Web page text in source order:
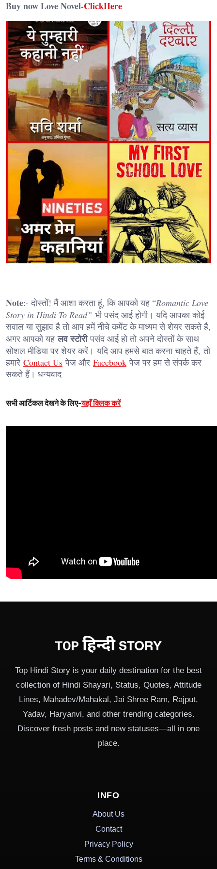
Buy now Love Novel-ClickHere
Note:- दोस्तों! मैं आशा करता हूं, कि आपको यह “Romantic Love
Story in Hindi To Read” भी पसंद आई होगी। यदि आपका कोई
सवाल या सुझाव है तो आप हमें नीचे कमेंट के माध्यम से शेयर सकते है,
अगर आपको यहलव स्टोरीपसंद आई हो तो अपने दोस्तों के साथ
सोशल मीडिया पर शेयर करें। यदि आप हमसे बात करना चाहते हैं, तो
हमारे Contact Us पेज और Facebook पेज पर हम से संपर्क कर
सकते हैं। धन्यवाद
सभी आर्टिकल देखने के लिए-यहाँ क्लिक करें
Top Hindi Story is your daily destination for the best
collection of Hindi Shayari, Status, Quotes, Attitude
Lines, Mahadev/Mahakal, Jai Shree Ram, Rajput,
Yadav, Haryanvi, and other trending categories.
Discover fresh posts and new statuses—all in one
place.
INFO
About Us
Contact
Privacy Policy
Terms & Conditions